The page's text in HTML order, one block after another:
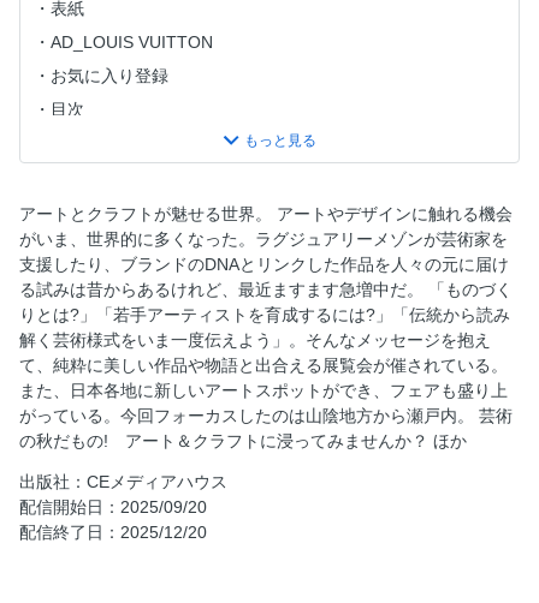
表紙
AD_LOUIS VUITTON
お気に入り登録
目次
MÉLI-MÉLO
ESSENTIALS 今月のTO BUY ＆ TO KNOW
アートとクラフトが魅せる世界。
100年前に開花、装飾の礎を築いたアール・デコ。庭園美術
館に集結、ヴァン クリーフ＆アーペルのアール・デコの輝
き。
女性の暮らしを彩るアール・デコに大阪で出合う。
300点超えのアーカイブから紐解く、100年前のモード。
ち。フェンディが繋ぐ、イタリア伝統の技。
華やかな色彩から生まれるイタリアンジュエリーの技巧。
アートとクラフトが魅せる世界。 アートやデザインに触れる機会
がいま、世界的に多くなった。ラグジュアリーメゾンが芸術家を
支援したり、ブランドのDNAとリンクした作品を人々の元に届け
る試みは昔からあるけれど、最近ますます急増中だ。 「ものづく
りとは?」「若手アーティストを育成するには?」「伝統から読み
解く芸術様式をいま一度伝えよう」。そんなメッセージを抱え
て、純粋に美しい作品や物語と出合える展覧会が催されている。
また、日本各地に新しいアートスポットができ、フェアも盛り上
がっている。今回フォーカスしたのは山陰地方から瀬戸内。 芸術
の秋だもの! アート＆クラフトに浸ってみませんか？ ほか
出版社：CEメディアハウス
配信開始日：2025/09/20
配信終了日：2025/12/20